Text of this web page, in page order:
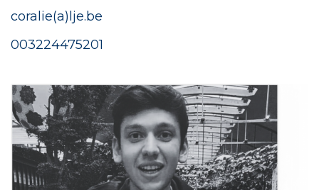
coralie(a)lje.be
003224475201